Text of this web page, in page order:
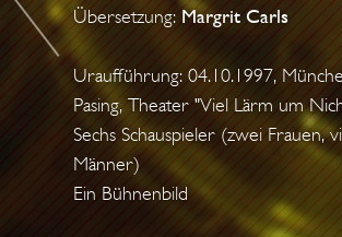
E
Übersetzung: Margrit Carls
Uraufführung: 04.10.1997,
Pasing, Theater "Viel Lärm um
Sechs Schauspieler (zwei Frauen,
Männer)
Ein Bühnenbild